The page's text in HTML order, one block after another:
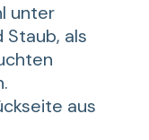
unter
Staub, als
aus